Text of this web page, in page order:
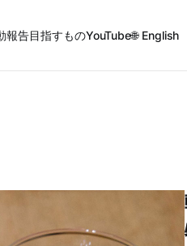
報告目指すものYouTube🌐 English